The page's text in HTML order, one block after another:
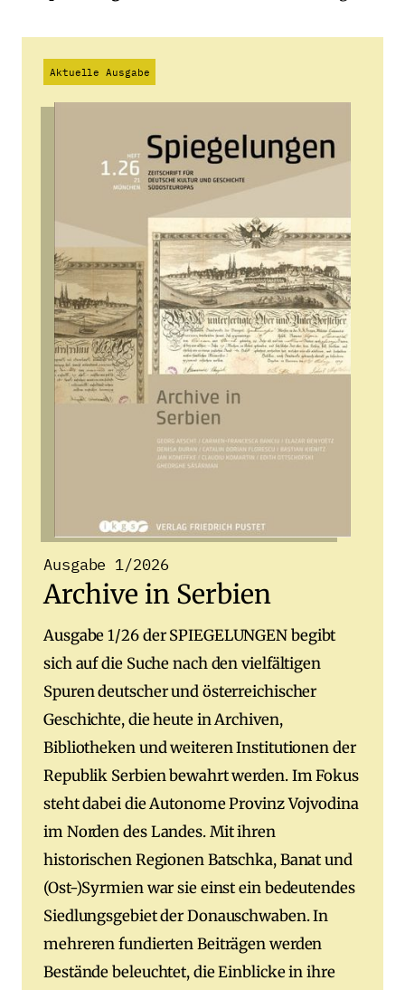
Aktuelle Ausgabe
Ausgabe 1/2026
Archive in Serbien
Ausgabe 1/26 der SPIEGELUNGEN begibt
sich auf die Suche nach den vielfältigen
Spuren deutscher und österreichischer
Geschichte, die heute in Archiven,
Bibliotheken und weiteren Institutionen der
Republik Serbien bewahrt werden. Im Fokus
steht dabei die Autonome Provinz Vojvodina
im Norden des Landes. Mit ihren
historischen Regionen Batschka, Banat und
(Ost-)Syrmien war sie einst ein bedeutendes
Siedlungsgebiet der Donauschwaben. In
mehreren fundierten Beiträgen werden
Bestände beleuchtet, die Einblicke in ihre